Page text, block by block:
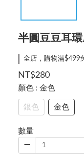
半圓豆豆耳
全店，購物滿$499
NT$280
顏色 : 金色
銀色 金色
數量